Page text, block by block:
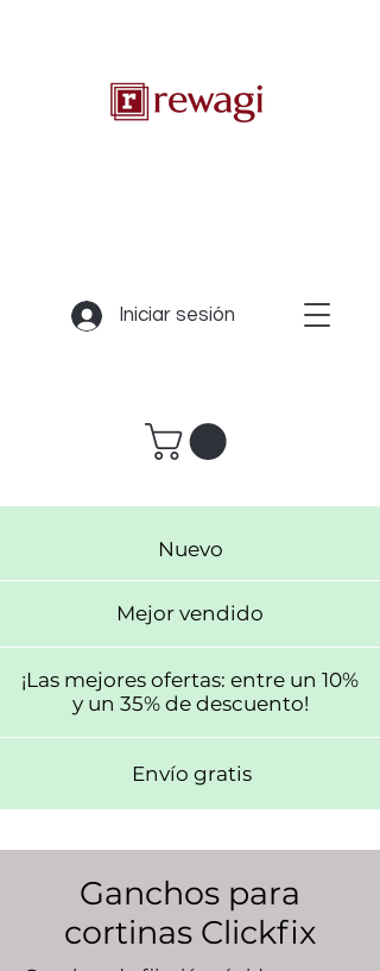
Nuevo
Mejor vendido
¡Las mejores ofertas: entre un 10%
y un 35% de descuento!
Envío gratis
Iniciar sesión
Ganchos para
cortinas Clickfix